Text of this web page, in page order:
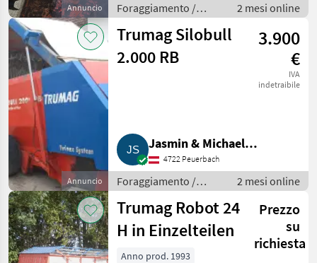
Annuncio
Foraggiamento /
Fresa desilatrice
2 mesi online
Annuncio
Trumag Silobull
2.000 RB
3.900
€
IVA
indetraibile
Jasmin & Michael
Schönleitner
4722 Peuerbach
Foraggiamento /
Fresa desilatrice
2 mesi online
Trumag Robot 24
H in Einzelteilen
Prezzo
su
richiesta
Anno prod. 1993